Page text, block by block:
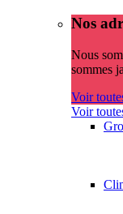
Nos
Nous
sommes
Voir
Voir